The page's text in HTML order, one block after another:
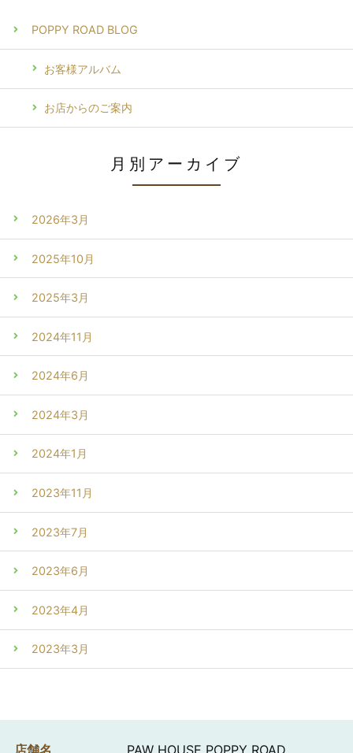
POPPY ROAD BLOG
お客様アルバム
お店からのご案内
月別アーカイブ
2026年3月
2025年10月
2025年3月
2024年11月
2024年6月
2024年3月
2024年1月
2023年11月
2023年7月
2023年6月
2023年4月
2023年3月
店舗名
PAW HOUSE POPPY ROAD